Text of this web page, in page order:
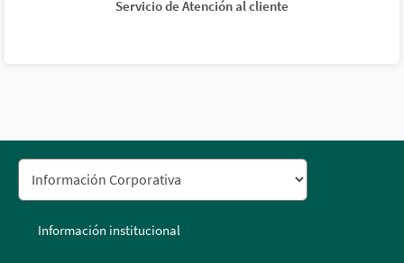
Servicio de Atención al cliente
Información institucional